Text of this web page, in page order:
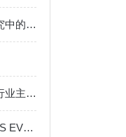
徕卡体视显微镜在生物学研究中的应用
举例说明蔡司显微镜在电子行业主要哪些领域具有应用优势 ？
坚韧线材，智能支架： ZEISS EVO 扫描电子显微镜助力新式医用线材技术发展